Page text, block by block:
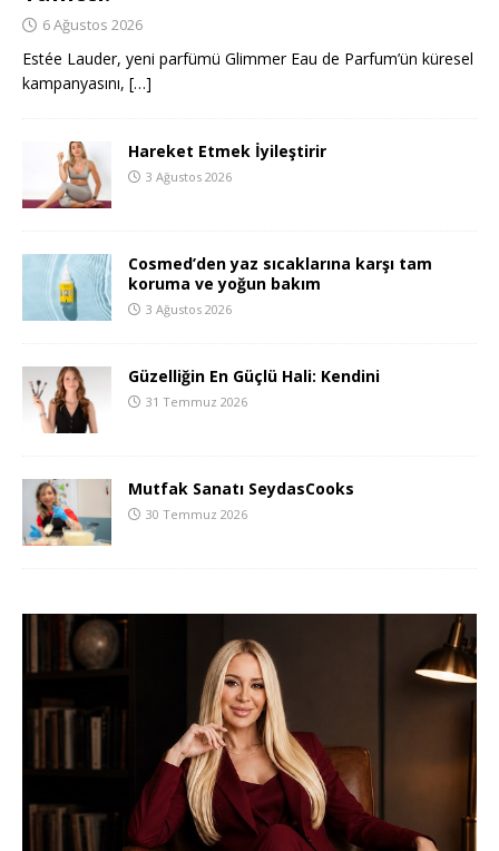
6 Ağustos 2026
Estée Lauder, yeni parfümü Glimmer Eau de Parfum’ün küresel
kampanyasını, […]
Hareket Etmek İyileştirir
3 Ağustos 2026
Cosmed’den yaz sıcaklarına karşı tam
koruma ve yoğun bakım
3 Ağustos 2026
Güzelliğin En Güçlü Hali: Kendini
31 Temmuz 2026
Mutfak Sanatı SeydasCooks
30 Temmuz 2026